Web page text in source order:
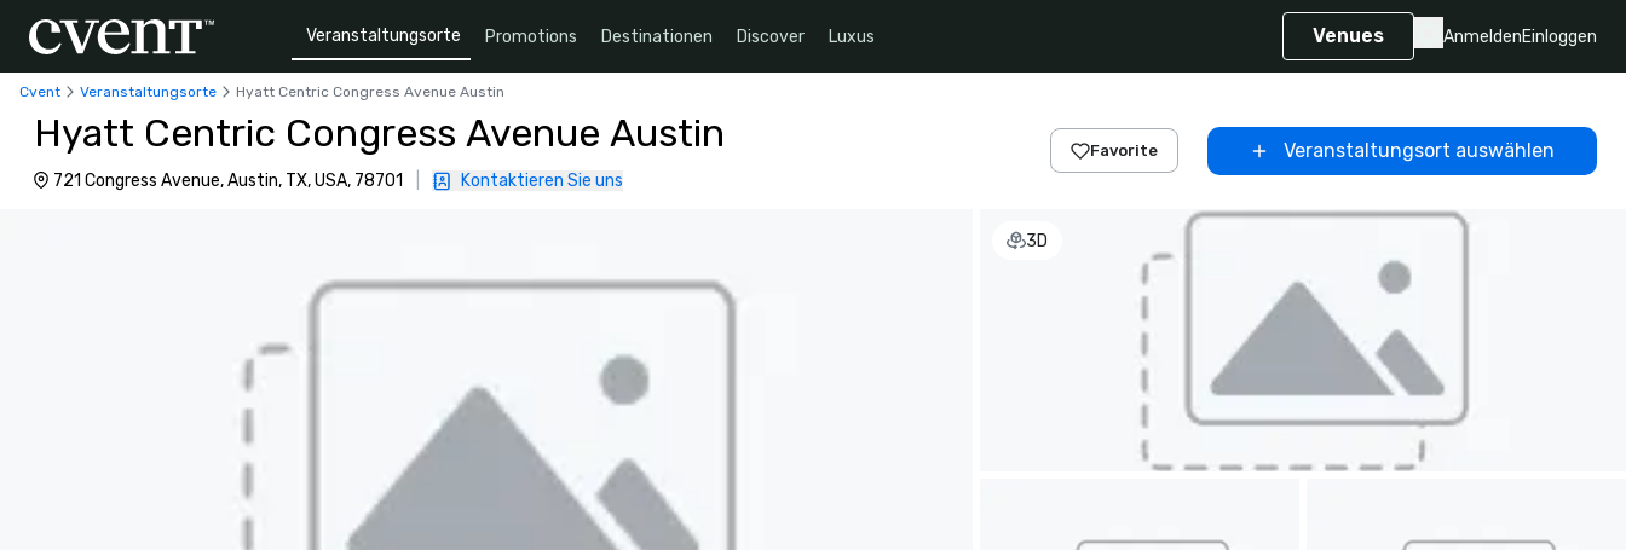
Veranstaltungsorte Promotions Destinationen Discover Luxus Venues AnmeldenEinloggen
Cvent Veranstaltungsorte Hyatt Centric Congress Avenue Austin
Hyatt Centric Congress Avenue Austin
721 Congress Avenue, Austin, TX, USA, 78701 Kontaktieren Sie uns
Favorite Veranstaltungsort auswählen
3D